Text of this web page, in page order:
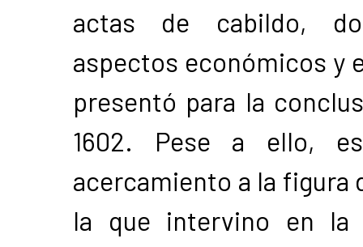
actas de cabildo,
aspectos económicos y
presentó para la
1602. Pese a ello,
acercamiento a la figura
la que intervino en la